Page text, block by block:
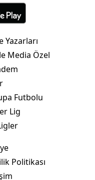
Yazarları
Media Özel
Futbolu
Lig
Politikası